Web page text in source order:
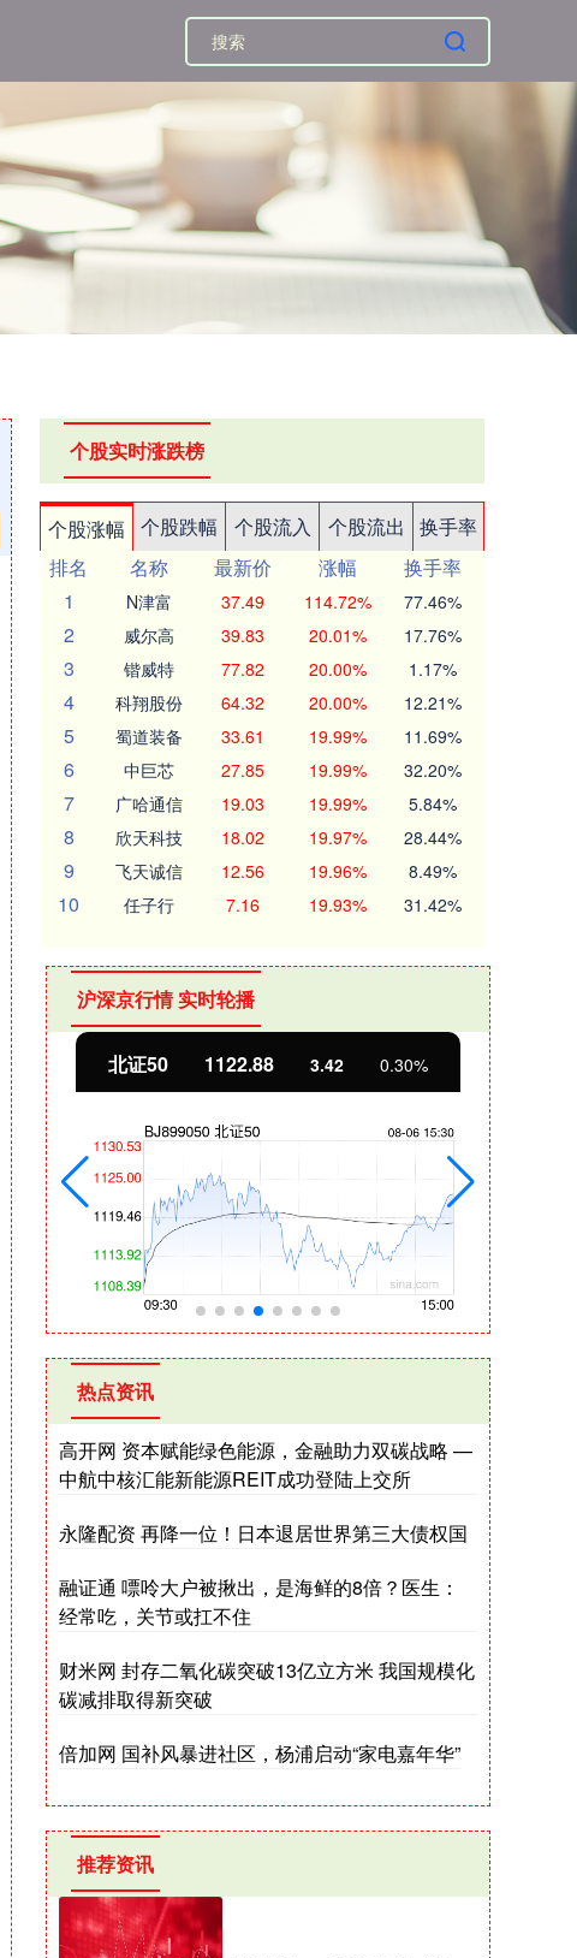
个股实时涨跌榜
个股涨幅 个股跌幅 个股流入 个股流出
换手率
排名
名称 最新价 涨幅
换手率
1
N津富 37.49 114.72% 77.46%
2 威尔高 39.83 20.01% 17.76%
3 锴威特 77.82 20.00% 1.17%
4 科翔股份 64.32 20.00% 12.21%
5 蜀道装备 33.61 19.99% 11.69%
6 中巨芯 27.85 19.99% 32.20%
7 广哈通信 19.03 19.99% 5.84%
8 欣天科技 18.02 19.97% 28.44%
9 飞天诚信 12.56 19.96% 8.49%
10 任子行 7.16 19.93% 31.42%
沪深京行情 实时轮播
北证50 1122.88 3.42 0.30%
热点资讯
高开网 资本赋能绿色能源，金融助力双碳战略 —
中航中核汇能新能源REIT成功登陆上交所
永隆配资 再降一位！日本退居世界第三大债权国
融证通 嘌呤大户被揪出，是海鲜的8倍？医生：
经常吃，关节或扛不住
财米网 封存二氧化碳突破13亿立方米 我国规模化
碳减排取得新突破
倍加网 国补风暴进社区，杨浦启动“家电嘉年华”
推荐资讯